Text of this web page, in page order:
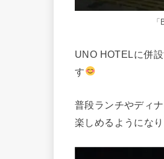
UNO HOTELに併
す
普段ランチやディ
楽しめるようにな